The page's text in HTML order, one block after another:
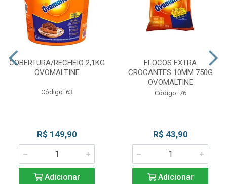
COBERTURA/RECHEIO 2,1KG
OVOMALTINE
Código: 63
R$ 149,90
Adicionar
FLOCOS EXTRA
CROCANTES 10MM 750G
OVOMALTINE
Código: 76
R$ 43,90
Adicionar